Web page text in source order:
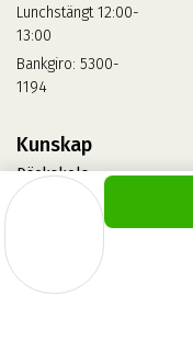
Lunchstängt 12:00-
13:00
Bankgiro: 5300-
1194
Kunskap
Däckskola
Informationsbank Av Däck
Och Fälgar